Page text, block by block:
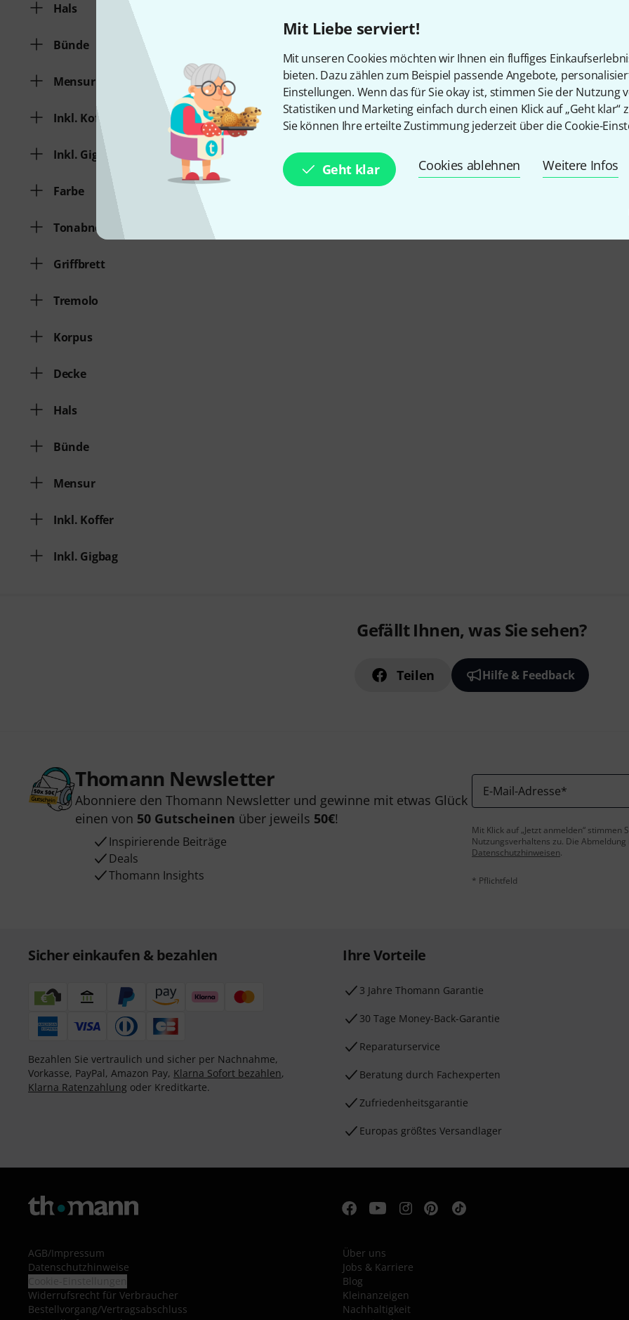
Mit Liebe serviert!
Mit unseren Cookies möchten wir Ihnen ein fluffiges
bieten. Dazu zählen zum Beispiel passende Angebote,
Einstellungen. Wenn das für Sie okay ist, stimmen Sie der Nutzung
Statistiken und Marketing einfach durch einen Klick auf „Geht klar“
Sie können Ihre erteilte Zustimmung jederzeit über die Cookie-
Geht klar Cookies ablehnen Weitere Infos
Hals
Bünde
Mensur
Inkl. Koffer
Inkl. Gigbag
Farbe
Tonabnehmerbestückung
Griffbrett
Tremolo
Korpus
Decke
Hals
Bünde
Mensur
Inkl. Koffer
Inkl. Gigbag
Gefällt Ihnen, was Sie sehen?
Teilen Hilfe & Feedback
Thomann Newsletter
Abonniere den Thomann Newsletter und gewinne mit etwas Glück
einen von 50 Gutscheinen über jeweils 50€!
Inspirierende Beiträge
Deals
Thomann Insights
E-Mail-Adresse*
Mit Klick auf „Jetzt anmelden“
Nutzungsverhaltens zu. Die
Datenschutzhinweisen.
* Pflichtfeld
Sicher einkaufen & bezahlen
Bezahlen Sie vertraulich und sicher per Nachnahme,
Vorkasse, PayPal, Amazon Pay, Klarna Sofort bezahlen,
Klarna Ratenzahlung oder Kreditkarte.
Ihre Vorteile
3 Jahre Thomann Garantie
30 Tage Money-Back-Garantie
Reparaturservice
Beratung durch Fachexperten
Zufriedenheitsgarantie
Europas größtes Versandlager
AGB/Impressum
Datenschutzhinweise
Widerrufsrecht für Verbraucher
Bestellvorgang/Vertragsabschluss
Über uns
Jobs & Karriere
Blog
Kleinanzeigen
Nachhaltigkeit